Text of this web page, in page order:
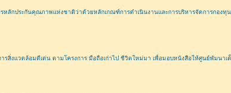
หลักประกันคุณภาพแห่งชาติว่าด้วยหลักเกณฑ์การดำเนินงานและการบริหารจัดการกองทุ
สิ่งแวดล้อมดีเด่น ตามโครงการ มือถือเก่าไป ชีวิตใหม่มา เพื่อมอบหนังสือให้ศูนย์พัมนาเด็